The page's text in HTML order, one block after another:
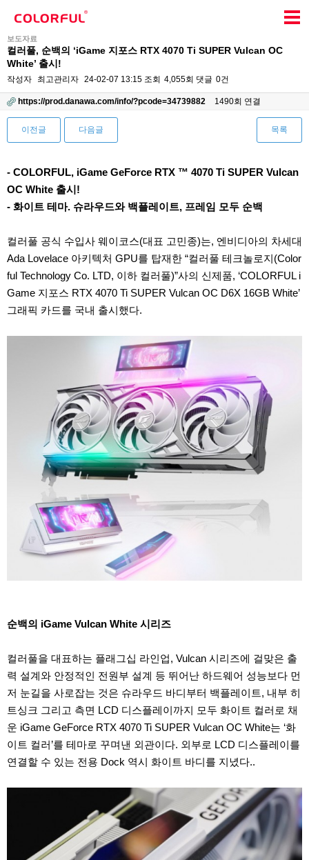
보도자료
컬러풀, 순백의 ‘iGame 지포스 RTX 4070 Ti SUPER Vulcan OC
White’ 출시!
작성자 최고관리자 24-02-07 13:15 조회 4,055회 댓글 0건
https://prod.danawa.com/info/?pcode=34739882 1490회 연결
이전글 다음글 목록
- COLORFUL, iGame GeForce RTX ™ 4070 Ti SUPER Vulcan
OC White 출시!
- 화이트 테마. 슈라우드와 백플레이트, 프레임 모두 순백
컬러풀 공식 수입사 웨이코스(대표 고민종)는, 엔비디아의 차세대
Ada Lovelace 아키텍처 GPU를 탑재한 “컬러풀 테크놀로지(Color
ful Technology Co. LTD, 이하 컬러풀)”사의 신제품, ‘COLORFUL i
Game 지포스 RTX 4070 Ti SUPER Vulcan OC D6X 16GB White’
그래픽 카드를 국내 출시했다.
순백의 iGame Vulcan White 시리즈
컬러풀을 대표하는 플래그십 라인업, Vulcan 시리즈에 걸맞은 출
력 설계와 안정적인 전원부 설계 등 뛰어난 하드웨어 성능보다 먼
저 눈길을 사로잡는 것은 슈라우드 바디부터 백플레이트, 내부 히
트싱크 그리고 측면 LCD 디스플레이까지 모두 화이트 컬러로 채
운 iGame GeForce RTX 4070 Ti SUPER Vulcan OC White는 ‘화
이트 컬러’를 테마로 꾸며낸 외관이다. 외부로 LCD 디스플레이를
연결할 수 있는 전용 Dock 역시 화이트 바디를 지녔다..